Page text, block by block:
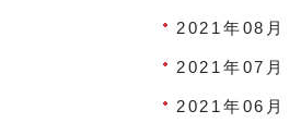
2021年08月
2021年07月
2021年06月